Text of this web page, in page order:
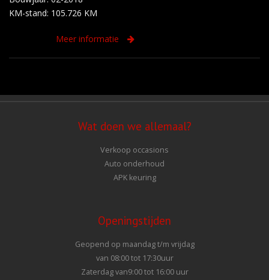
KM-stand: 105.726 KM
Meer informatie
Wat doen we allemaal?
Verkoop occasions
Auto onderhoud
APK keuring
Openingstijden
Geopend op maandag t/m vrijdag
van 08:00 tot 17:30uur
Zaterdag van9:00 tot 16:00 uur